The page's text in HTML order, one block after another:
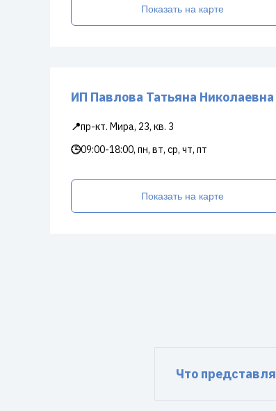
Показать на карте
ИП Павлова Татьяна Николаевна
📍пр-кт. Мира, 23, кв. 3
🕒09:00-18:00, пн, вт, ср, чт, пт
Показать на карте
Что